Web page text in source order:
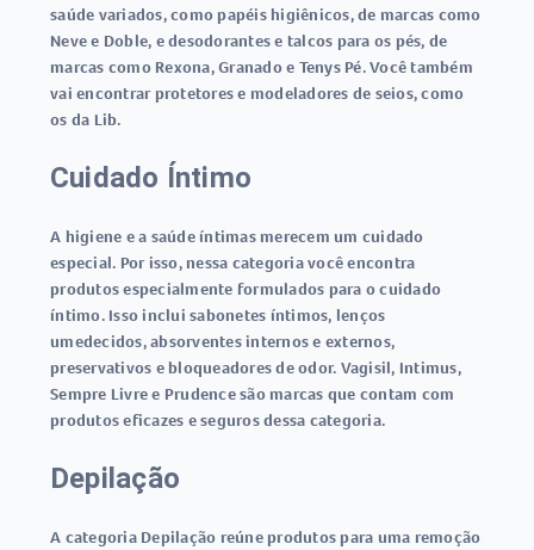
saúde variados, como papéis higiênicos, de marcas como
Neve e Doble, e desodorantes e talcos para os pés, de
marcas como Rexona, Granado e Tenys Pé. Você também
vai encontrar protetores e modeladores de seios, como
os da Lib.
Cuidado Íntimo
A higiene e a saúde íntimas merecem um cuidado
especial. Por isso, nessa categoria você encontra
produtos especialmente formulados para o cuidado
íntimo. Isso inclui sabonetes íntimos, lenços
umedecidos, absorventes internos e externos,
preservativos e bloqueadores de odor. Vagisil, Intimus,
Sempre Livre e Prudence são marcas que contam com
produtos eficazes e seguros dessa categoria.
Depilação
A categoria Depilação reúne produtos para uma remoção